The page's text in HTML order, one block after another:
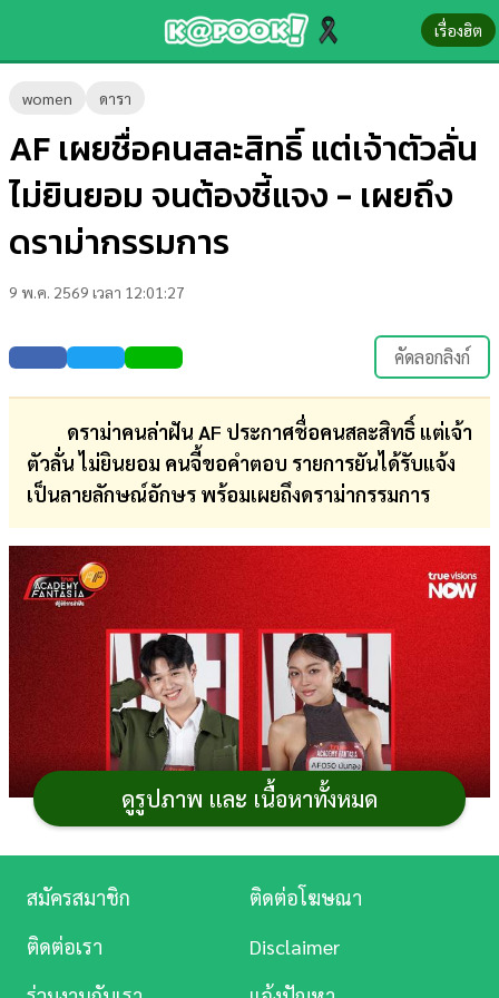
เรื่องฮิต
women ดารา
AF เผยชื่อคนสละสิทธิ์ แต่เจ้าตัวลั่น
ไม่ยินยอม จนต้องชี้แจง - เผยถึง
ดราม่ากรรมการ
9 พ.ค. 2569 เวลา 12:01:27
คัดลอกลิงก์
ดราม่าคนล่าฝัน AF ประกาศชื่อคนสละสิทธิ์ แต่เจ้า
ตัวลั่น ไม่ยินยอม คนจี้ขอคำตอบ รายการยันได้รับแจ้ง
เป็นลายลักษณ์อักษร พร้อมเผยถึงดราม่ากรรมการ
ดูรูปภาพ และ เนื้อหาทั้งหมด
ข่าว-
ความ
รู้
บันเทิง
ตรวจ
หวย
บอล
สด
เงิน
การ
ศึกษา
บันเทิง
ดู
หนัง
สมัครสมาชิก
ติดต่อโฆษณา
ติดต่อเรา
Disclaimer